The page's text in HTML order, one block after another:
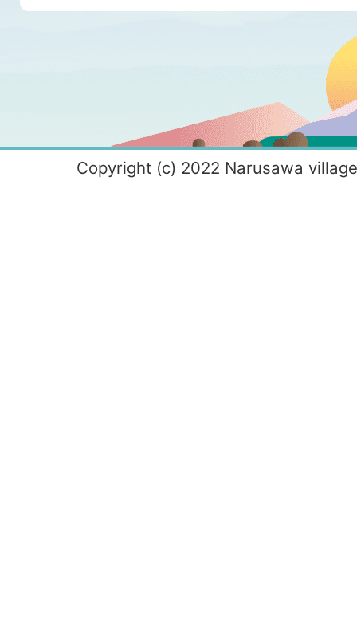
Copyright (c) 2022 Narusawa